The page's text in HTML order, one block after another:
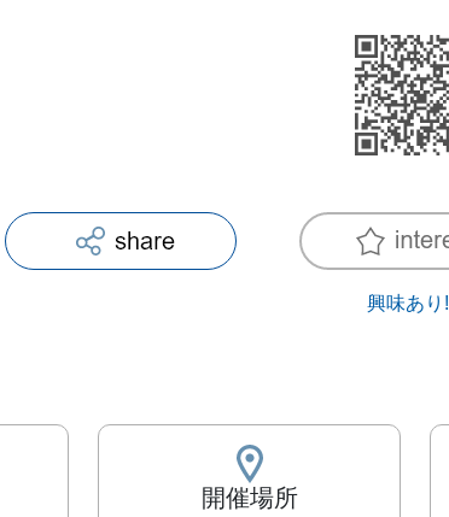
興味あり!
開催場所